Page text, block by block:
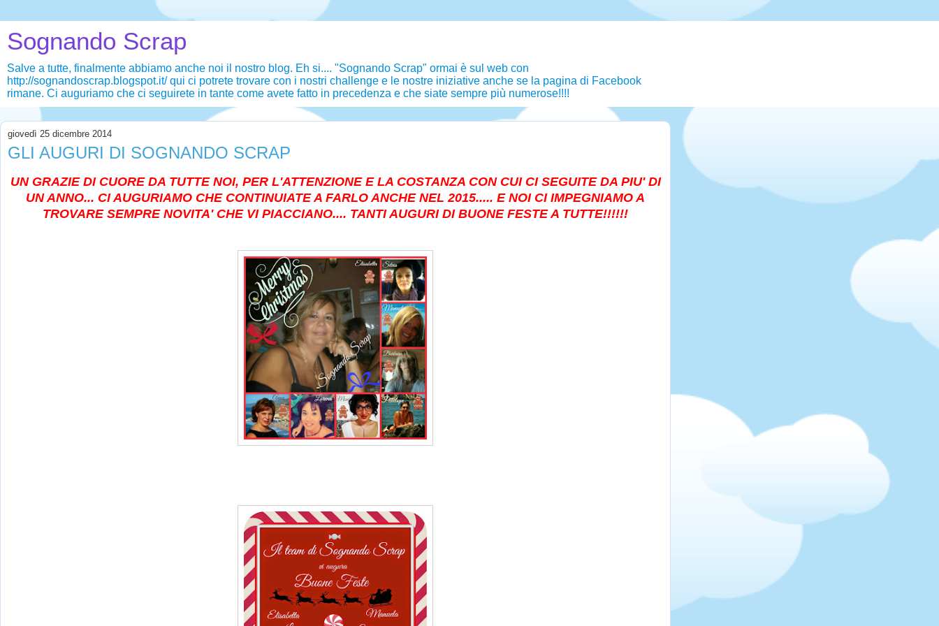
Sognando Scrap
Salve a tutte, finalmente abbiamo anche noi il nostro blog. Eh si.... "Sognando Scrap" ormai è sul web con
http://sognandoscrap.blogspot.it/ qui ci potrete trovare con i nostri challenge e le nostre iniziative anche se la pagina di Facebook
rimane. Ci auguriamo che ci seguirete in tante come avete fatto in precedenza e che siate sempre più numerose!!!!
giovedì 25 dicembre 2014
GLI AUGURI DI SOGNANDO SCRAP
UN GRAZIE DI CUORE DA TUTTE NOI, PER L'ATTENZIONE E LA COSTANZA CON CUI CI SEGUITE DA PIU' DI
UN ANNO... CI AUGURIAMO CHE CONTINUIATE A FARLO ANCHE NEL 2015..... E NOI CI IMPEGNIAMO A
TROVARE SEMPRE NOVITA' CHE VI PIACCIANO.... TANTI AUGURI DI BUONE FESTE A TUTTE!!!!!!